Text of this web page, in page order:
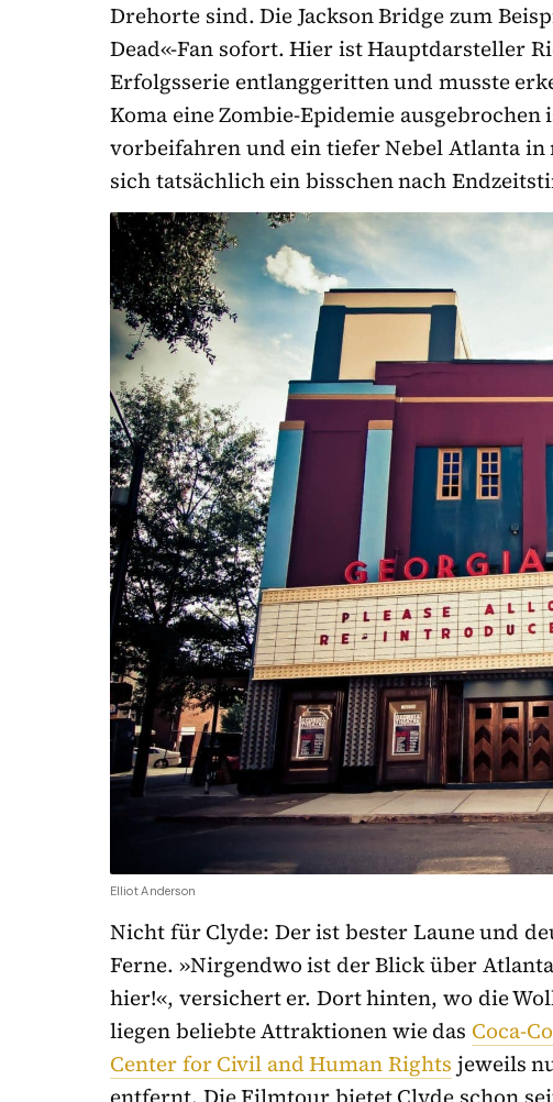
Drehorte sind. Die Jackson Bridge zum
Dead«-Fan sofort. Hier ist Hauptdarsteller
Erfolgsserie entlanggeritten und musste
Koma eine Zombie-Epidemie
vorbeifahren und ein tiefer Nebel Atlanta
sich tatsächlich ein bisschen nach
Elliot Anderson
Nicht für Clyde: Der ist bester Laune und
Ferne. »Nirgendwo ist der Blick über
hier!«, versichert er. Dort hinten, wo die
liegen beliebte Attraktionen wie das Coca-
Center for Civil and Human Rights jeweils